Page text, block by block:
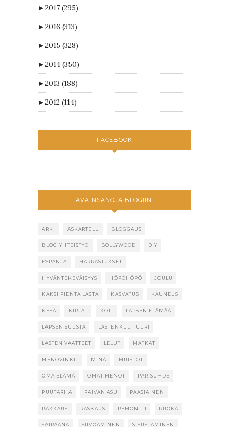
►2017 (295)
►2016 (313)
►2015 (328)
►2014 (350)
►2013 (188)
►2012 (114)
FACEBOOK
AVAINSANOJA BLOGIIN:
ARKI ASKARTELU BLOGGAUS
BLOGIYHTEISTYÖ BOLLYWOOD DIY
ESPANJA HARRASTUKSET
HYVÄNTEKEVÄISYYS HÖPÖHÖPÖ JOULU
KAKSI PIENTÄ LASTA KASVATUS KAUNEUS
KESÄ KIRJAT KOTI LAPSEN ELÄMÄÄ
LAPSEN SUUSTA LASTENKULTTUURI
LASTEN VAATTEET LELUT MATKAT
MENOVINKIT MINÄ MUISTOT
OMA ELÄMÄ OMAT MENOT PARISUHDE
PUUTARHA PÄIVÄN ASU PÄÄSIÄINEN
RAKKAUS RASKAUS REMONTTI RUOKA
SAIRAANA SIIVOAMINEN SISUSTAMINEN